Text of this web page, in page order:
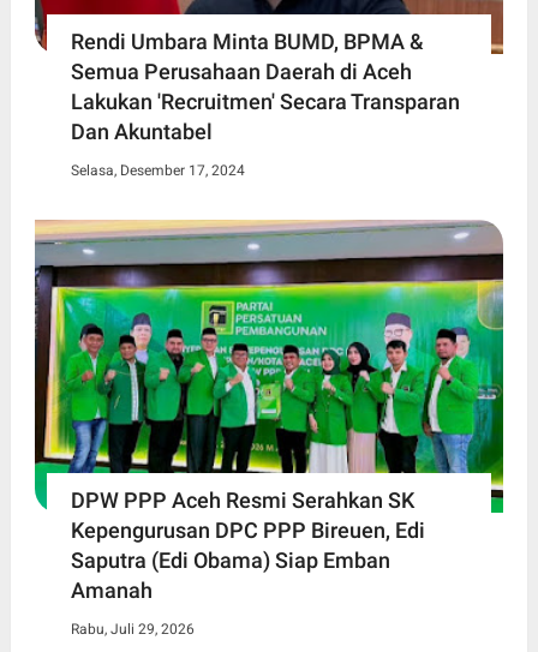
Rendi Umbara Minta BUMD, BPMA &
Semua Perusahaan Daerah di Aceh
Lakukan 'Recruitmen' Secara Transparan
Dan Akuntabel
Selasa, Desember 17, 2024
DPW PPP Aceh Resmi Serahkan SK
Kepengurusan DPC PPP Bireuen, Edi
Saputra (Edi Obama) Siap Emban
Amanah
Rabu, Juli 29, 2026